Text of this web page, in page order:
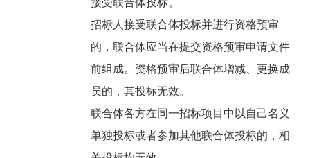
接受联合体投标。
招标人接受联合体投标并进行资格预审
的，联合体应当在提交资格预审申请文件
前组成。资格预审后联合体增减、更换成
员的，其投标无效。
联合体各方在同一招标项目中以自己名义
单独投标或者参加其他联合体投标的，相